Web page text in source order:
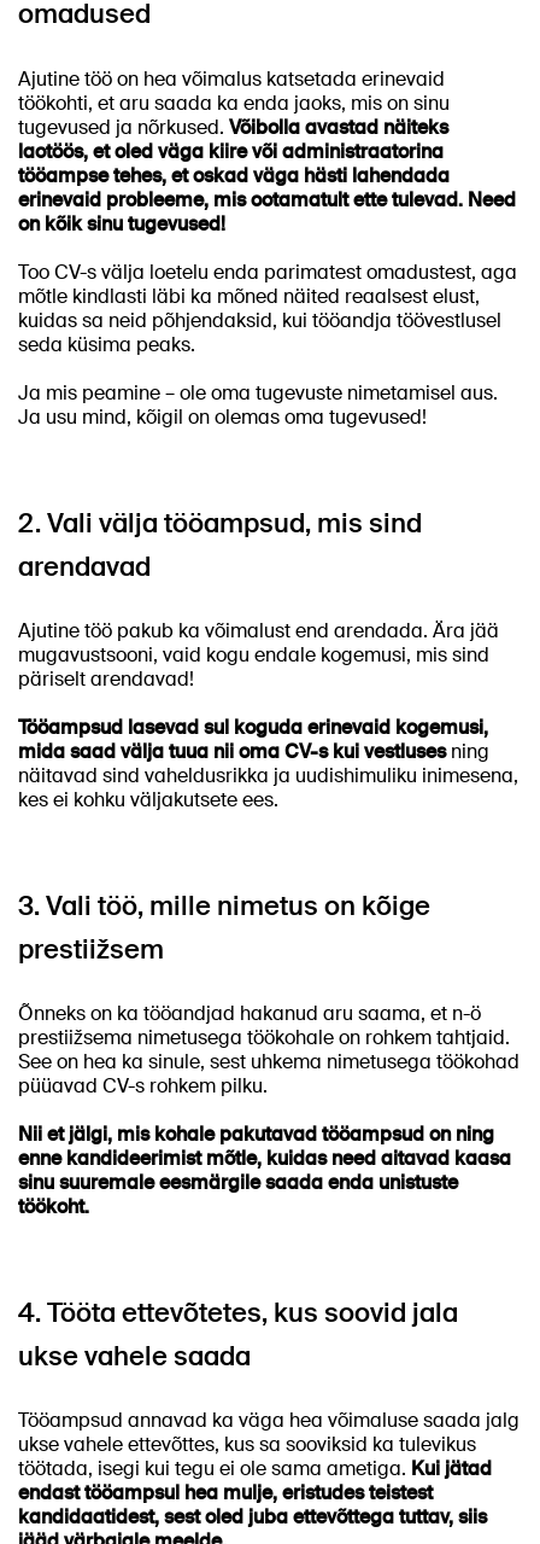
omadused
Ajutine töö on hea võimalus katsetada erinevaid
töökohti, et aru saada ka enda jaoks, mis on sinu
tugevused ja nõrkused. Võibolla avastad näiteks
laotöös, et oled väga kiire või administraatorina
tööampse tehes, et oskad väga hästi lahendada
erinevaid probleeme, mis ootamatult ette tulevad. Need
on kõik sinu tugevused!
Too CV-s välja loetelu enda parimatest omadustest, aga
mõtle kindlasti läbi ka mõned näited reaalsest elust,
kuidas sa neid põhjendaksid, kui tööandja töövestlusel
seda küsima peaks.
Ja mis peamine – ole oma tugevuste nimetamisel aus.
Ja usu mind, kõigil on olemas oma tugevused!
2. Vali välja tööampsud, mis sind
arendavad
Ajutine töö pakub ka võimalust end arendada. Ära jää
mugavustsooni, vaid kogu endale kogemusi, mis sind
päriselt arendavad!
Tööampsud lasevad sul koguda erinevaid kogemusi,
mida saad välja tuua nii oma CV-s kui vestlusesning
näitavad sind vaheldusrikka ja uudishimuliku inimesena,
kes ei kohku väljakutsete ees.
3. Vali töö, mille nimetus on kõige
prestiižsem
Õnneks on ka tööandjad hakanud aru saama, et n-ö
prestiižsema nimetusega töökohale on rohkem tahtjaid.
See on hea ka sinule, sest uhkema nimetusega töökohad
püüavad CV-s rohkem pilku.
Nii et jälgi, mis kohale pakutavad tööampsud on ning
enne kandideerimist mõtle, kuidas need aitavad kaasa
sinu suuremale eesmärgile saada enda unistuste
töökoht.
4. Tööta ettevõtetes, kus soovid jala
ukse vahele saada
Tööampsud annavad ka väga hea võimaluse saada jalg
ukse vahele ettevõttes, kus sa sooviksid ka tulevikus
töötada, isegi kui tegu ei ole sama ametiga. Kui jätad
endast tööampsul hea mulje, eristudes teistest
kandidaatidest, sest oled juba ettevõttega tuttav, siis